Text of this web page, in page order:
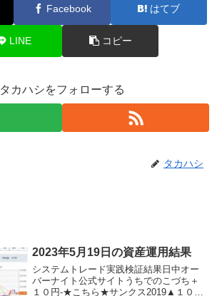
Facebook はてブ
LINE コピー
タカハシをフォローする
タカハシ
2023年5月19日の資産運用結果
システムトレード実践検証結果日中オー
バーナイト公式サイトうちでのこづち＋
１０円-★こちら★サンクス2019▲１０